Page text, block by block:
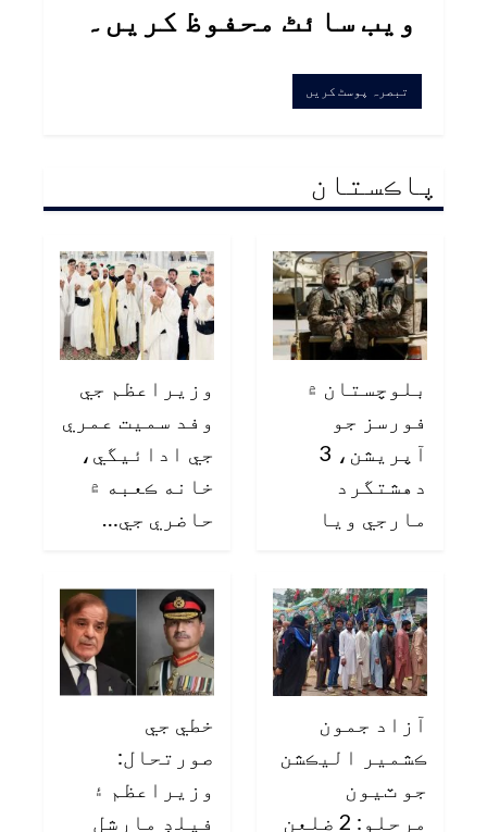
ویب سائٹ محفوظ کریں۔
پاڪستان
بلوچستان ۾
فورسز جو
آپريشن، 3
دهشتگرد
مارجي ويا
وزيراعظم جي
وفد سميت عمري
جي ادائيگي،
خانه ڪعبه ۾
حاضري جي…
آزاد جمون
ڪشمير اليڪشن
جو ٽيون
مرحلو: 2 ضلعن
خطي جي
صورتحال:
وزيراعظم ۽
فيلڊ مارشل